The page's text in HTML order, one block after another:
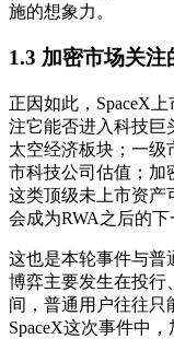
施的想象力。
1.3 加密市场关
正因如此，SpaceX
注它能否进入科技巨
太空经济板块；一级
市科技公司估值；加
这类顶级未上市资产
会成为RWA之后的下
这也是本轮事件与普
博弈主要发生在投行
间，普通用户往往只
SpaceX这次事件中